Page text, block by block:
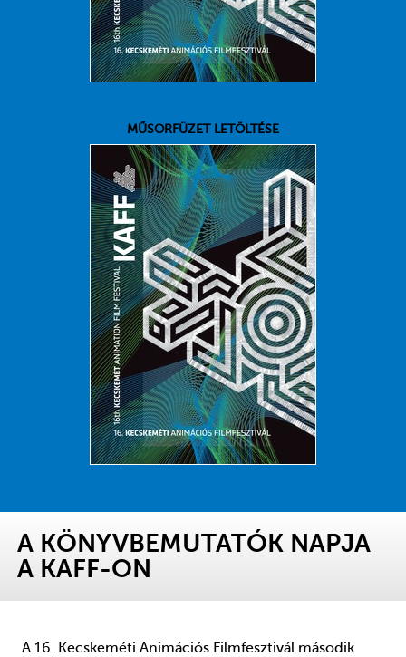
MŰSORFÜZET LETÖLTÉSE
A KÖNYVBEMUTATÓK NAPJA
A KAFF-ON
A 16. Kecskeméti Animációs Filmfesztivál második